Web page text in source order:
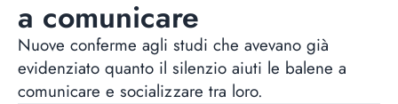
a comunicare
Nuove conferme agli studi che avevano già
evidenziato quanto il silenzio aiuti le balene a
comunicare e socializzare tra loro.